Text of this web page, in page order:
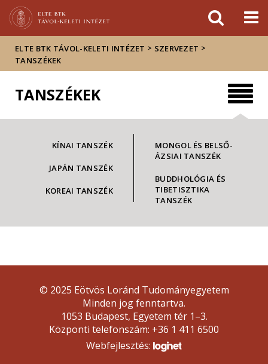
sajtóban
ELTE BTK TÁVOL-KELETI INTÉZET > SZERVEZET >
TANSZÉKEK
TANSZÉKEK
KÍNAI TANSZÉK
JAPÁN TANSZÉK
KOREAI TANSZÉK
MONGOL ÉS BELSŐ-
ÁZSIAI TANSZÉK
BUDDHOLÓGIA ÉS
TIBETISZTIKA
TANSZÉK
© 2025 Eötvös Loránd Tudományegyetem
Minden jog fenntartva.
1053 Budapest, Egyetem tér 1–3.
Központi telefonszám: +36 1 411 6500
Webfejlesztés: